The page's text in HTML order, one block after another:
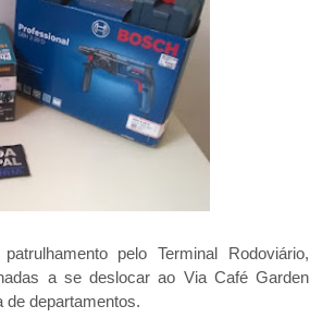
pelo Terminal Rodoviário,
a se deslocar ao Via Café Garden
de departamentos.